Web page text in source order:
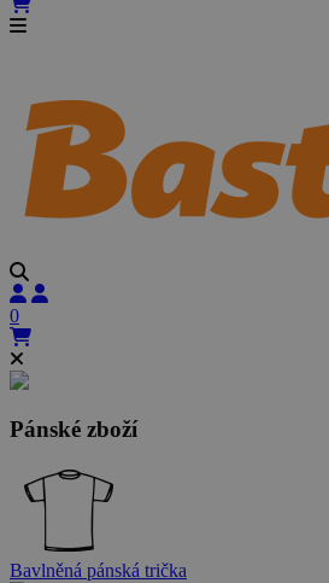
0
Pánské zboží
Bavlněná pánská trička